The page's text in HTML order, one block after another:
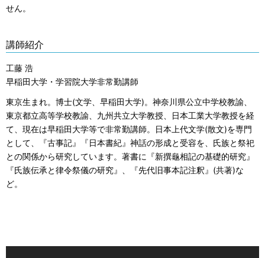
せん。
講師紹介
工藤 浩
早稲田大学・学習院大学非常勤講師
東京生まれ。博士(文学、早稲田大学)。神奈川県公立中学校教諭、
東京都立高等学校教諭、九州共立大学教授、日本工業大学教授を経
て、現在は早稲田大学等で非常勤講師。日本上代文学(散文)を専門
として、『古事記』『日本書紀』神話の形成と受容を、氏族と祭祀
との関係から研究しています。著書に『新撰龜相記の基礎的研究』
『氏族伝承と律令祭儀の研究』、『先代旧事本記注釈』(共著)な
ど。